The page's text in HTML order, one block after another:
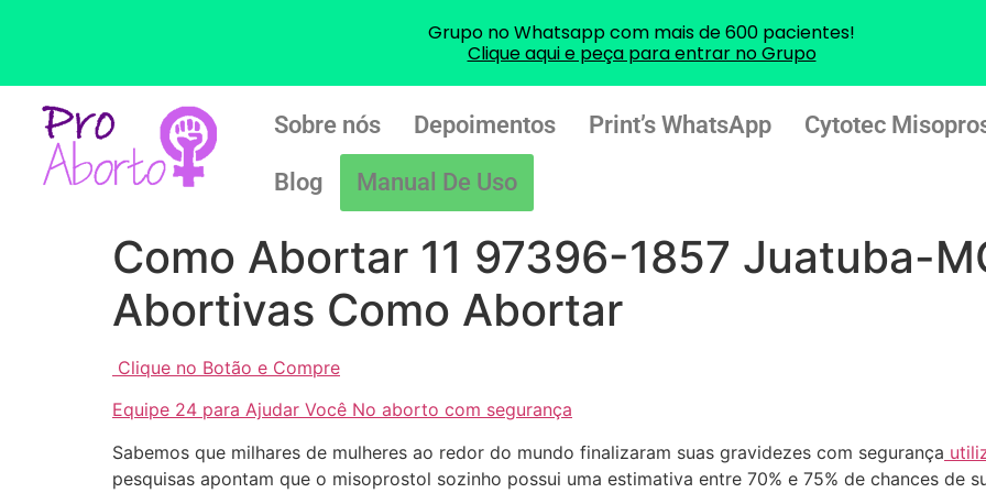
Sobre nós Depoimentos Print’s WhatsApp Cytotec
Blog Manual De Uso
Como Abortar 11 97396-1857 Juatuba-
Abortivas Como Abortar
Clique no Botão e Compre
Equipe 24 para Ajudar Você No aborto com segurança
Sabemos que milhares de mulheres ao redor do mundo finalizaram suas gravidezes com segurança
pesquisas apontam que o misoprostol sozinho possui uma estimativa entre 70% e 75% de chances de
Grupo no Whatsapp com mais de 600 pacientes!
Clique aqui e peça para entrar no Grupo